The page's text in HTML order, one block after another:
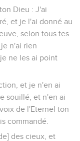
Dieu : J'ai
et je l'ai donné au
selon tous tes
n'ai rien
ne les ai point
et je n'en ai
souillé, et n'en ai
de l'Eternel ton
commandé.
des cieux, et